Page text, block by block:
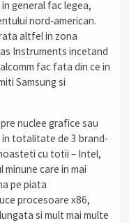
general fac legea,
nord-american.
altfel in zona
Instruments incetand
fac fata din ce in
Samsung si
nuclee grafice sau
totalitate de 3 brand-
cu totii – Intel,
minune care in mai
pe piata
procesoare x86,
si mult mai multe